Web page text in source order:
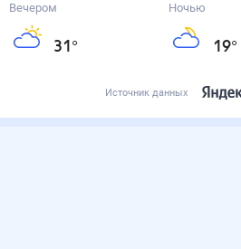
Вечером
31 °
Ночью
19°
Источник данных